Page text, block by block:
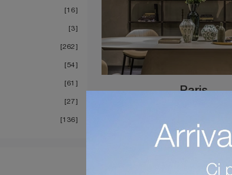
16
3
262
54
61
27
136
Paris